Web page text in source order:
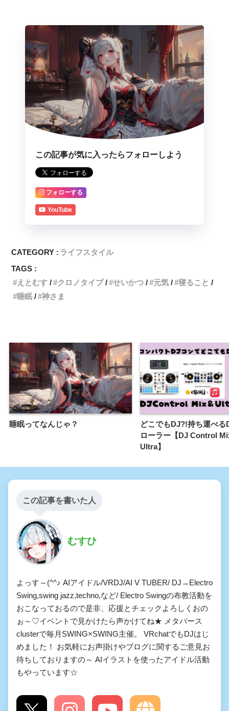
この記事が気に入ったらフォローしよう
フォローする
YouTube
CATEGORY : ライフスタイル
TAGS :
えとむす
クロノタイプ せいかつ 元気
寝ること
睡眠
神さま
睡眠ってなんじゃ？
どこでもDJ?!持ち運べる
ローラー【DJ Control
Ultra】
この記事を書いた人
むすひ
よっす～(^^♪ AIアイドル/VRDJ/AI V TUBER/ DJ→Electro
Swing,swing jazz,techno,など/ Electro Swingの布教活動を
おこなっておるので是非、応援とチェックよろしくおの
ぉ～♡イベントで見かけたら声かけてね★ メタバース
clusterで毎月SWING×SWING主催。 VRchatでもDJはじ
めました！ お気軽にお声掛けやブログに関するご意見お
待ちしておりますの～ AIイラストを使ったアイドル活動
もやっています☆